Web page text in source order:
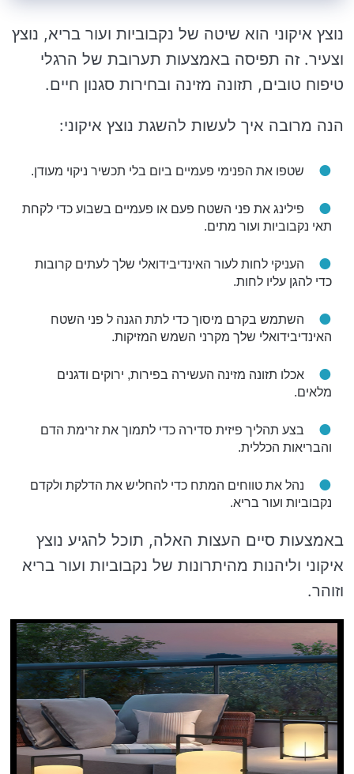
נוצץ איקוני הוא שיטה של נקבוביות ועור בריא, נוצץ
וצעיר. זה תפיסה באמצעות תערובת של הרגלי
טיפוח טובים, תזונה מזינה ובחירות סגנון חיים.
הנה מרובה איך לעשות להשגת נוצץ איקוני:
שטפו את הפנימי פעמיים ביום בלי תכשיר ניקוי מעודן.
פילינג את פני השטח פעם או פעמיים בשבוע כדי לקחת
תאי נקבוביות ועור מתים.
העניקי לחות לעור האינדיבידואלי שלך לעתים קרובות
כדי להגן עליו לחות.
השתמש בקרם מיסוך כדי לתת הגנה ל פני השטח
האינדיבידואלי שלך מקרני השמש המזיקות.
אכלו תזונה מזינה העשירה בפירות, ירוקים ודגנים
מלאים.
בצע תהליך פיזית סדירה כדי לתמוך את זרימת הדם
והבריאות הכללית.
נהל את טווחים המתח כדי להחליש את הדלקת ולקדם
נקבוביות ועור בריא.
באמצעות סיים העצות האלה, תוכל להגיע נוצץ
איקוני וליהנות מהיתרונות של נקבוביות ועור בריא
וזוהר.